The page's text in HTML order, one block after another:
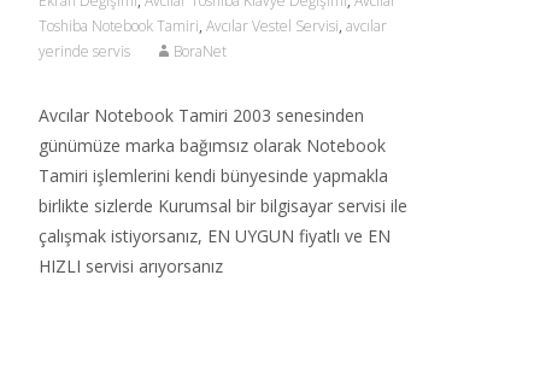
Toshiba Notebook Tamiri, Avcılar Vestel Servisi, avcılar
yerinde servis
BoraNet
Avcılar Notebook Tamiri 2003 senesinden
günümüze marka bağımsız olarak Notebook
Tamiri işlemlerini kendi bünyesinde yapmakla
birlikte sizlerde Kurumsal bir bilgisayar servisi ile
çalışmak istiyorsanız, EN UYGUN fiyatlı ve EN
HIZLI servisi arıyorsanız